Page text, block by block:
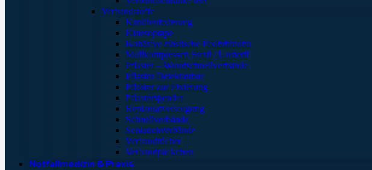
Verbandstoffe
Kanülenfixierung
Kinesoptape
Kohäsive elastische Fixierbinden
Mullkompressen Steril / Unsteril
Pflaster – Wundschnellverbände
Pflaster Detektierbar
Pflaster zur Fixierung
Pflasterspender
Replantatversorgung
Schnellverbände
Schlauchverbände
Verbandtücher
Verbandpäckchen
Notfallmedizin & Praxis